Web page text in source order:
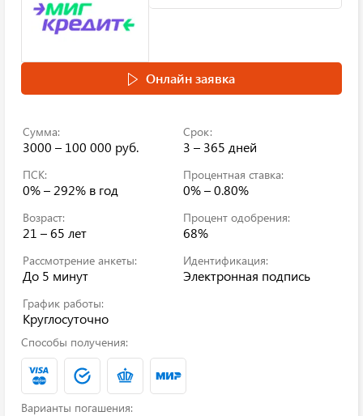
Онлайн заявка
Сумма:
3000 – 100 000 руб.
Срок:
3 – 365 дней
ПСК:
0% – 292% в год
Процентная ставка:
0% – 0.80%
Возраст:
21 – 65 лет
Процент одобрения:
68%
Рассмотрение анкеты:
До 5 минут
Идентификация:
Электронная подпись
График работы:
Круглосуточно
Способы получения:
Варианты погашения: